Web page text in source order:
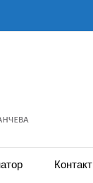
Контакт